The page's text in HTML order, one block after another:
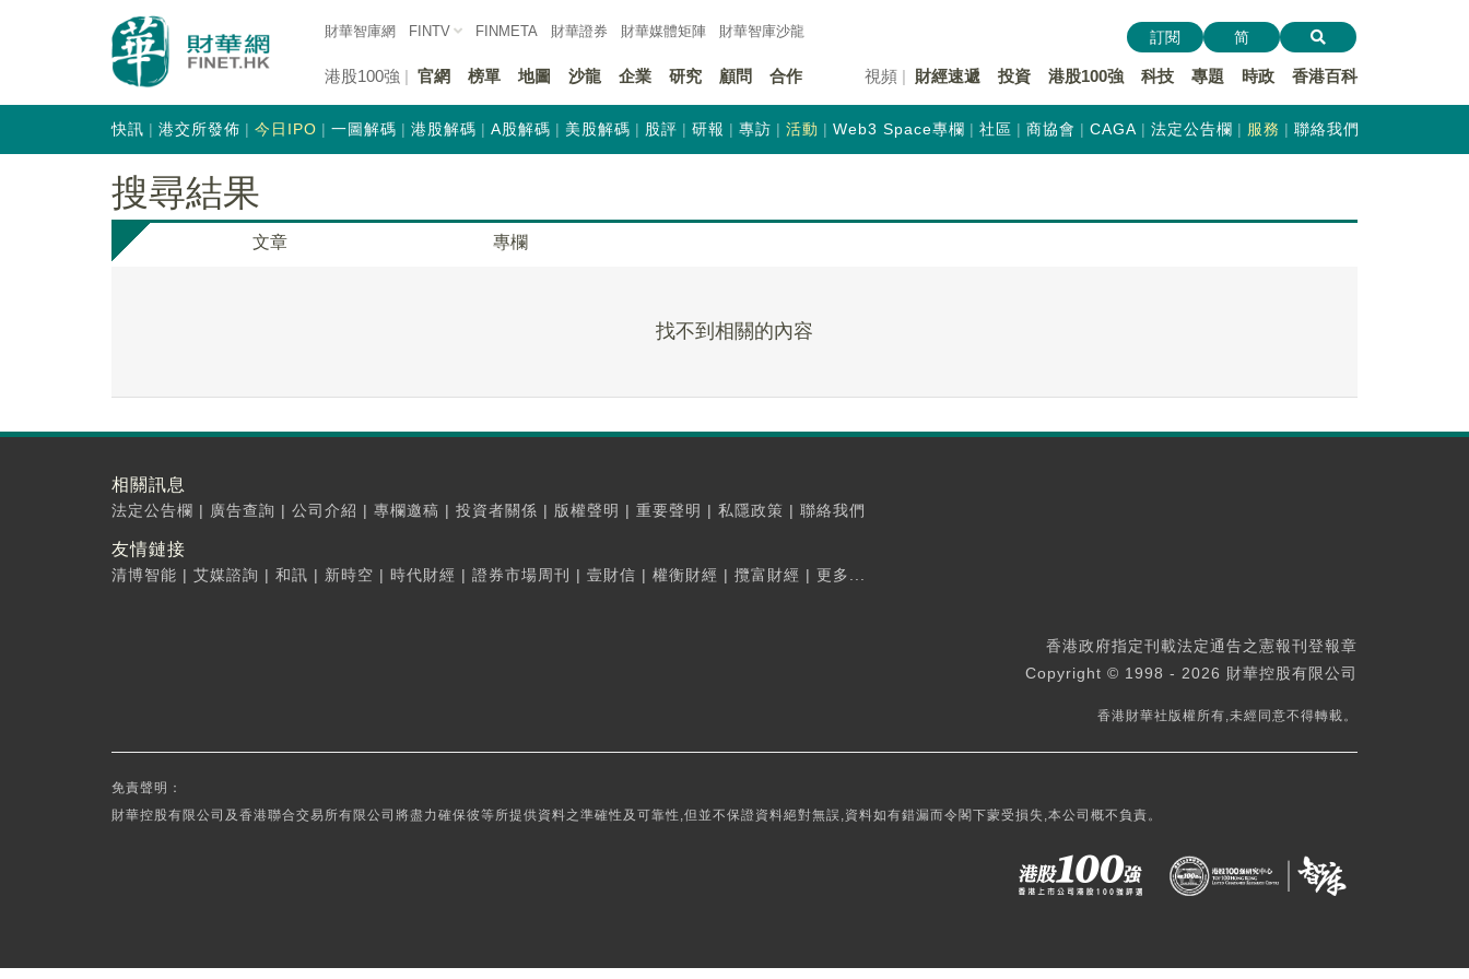
財華智庫網 FINTV FINMETA 財華證券 財華媒體矩陣 財華智庫沙龍
港股100強 官網 榜單 地圖 沙龍 企業 研究 顧問 合作 視頻 財經速遞 投資 港股100強 科技 專題 時政 香港百科
訂閱 简
快訊 港交所發佈 今日IPO 一圖解碼 港股解碼 A股解碼 美股解碼 股評 研報 專訪 活動 Web3 Space專欄 社區 商協會 CAGA 法定公告欄 服務 聯絡我們
搜尋結果
文章 專欄
找不到相關的內容
相關訊息
法定公告欄 | 廣告查詢 | 公司介紹 | 專欄邀稿 | 投資者關係 | 版權聲明 | 重要聲明 | 私隱政策 | 聯絡我們
友情鏈接
清博智能 | 艾媒諮詢 | 和訊 | 新時空 | 時代財經 | 證券市場周刊 | 壹財信 | 權衡財經 | 攬富財經 | 更多...
香港政府指定刊載法定通告之憲報刊登報章
Copyright © 1998 - 2026 財華控股有限公司
香港財華社版權所有,未經同意不得轉載。
免責聲明：
財華控股有限公司及香港聯合交易所有限公司將盡力確保彼等所提供資料之準確性及可靠性,但並不保證資料絕對無誤,資料如有錯漏而令閣下蒙受損失,本公司概不負責。